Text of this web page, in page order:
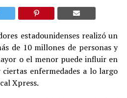
estadounidenses realizó un
de 10 millones de personas y
o el menor puede influir en
enfermedades a lo largo
Xpress.